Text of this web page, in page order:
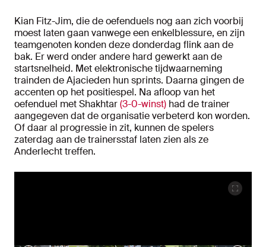
Kian Fitz-Jim, die de oefenduels nog aan zich voorbij
moest laten gaan vanwege een enkelblessure, en zijn
teamgenoten konden deze donderdag flink aan de
bak. Er werd onder andere hard gewerkt aan de
startsnelheid. Met elektronische tijdwaarneming
trainden de Ajacieden hun sprints. Daarna gingen de
accenten op het positiespel. Na afloop van het
oefenduel met Shakhtar(3-0-winst) had de trainer
aangegeven dat de organisatie verbeterd kon worden.
Of daar al progressie in zit, kunnen de spelers
zaterdag aan de trainersstaf laten zien als ze
Anderlecht treffen.